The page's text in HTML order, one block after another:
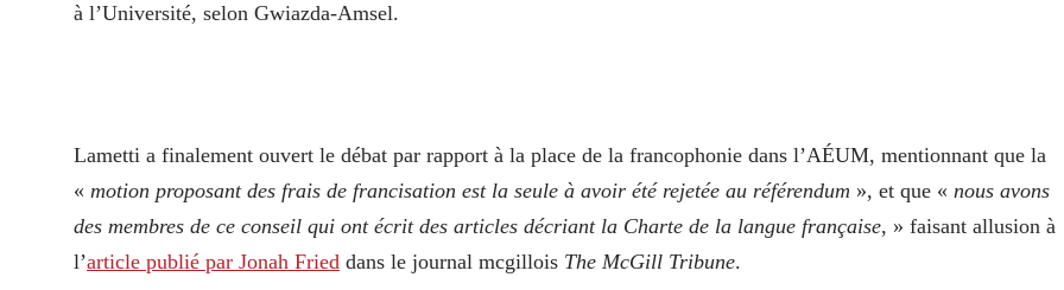
à l’Université, selon Gwiazda-Amsel.
Lametti a finalement ouvert le débat par rapport à la place de la francophonie dans l’AÉUM, mentionnant que la
« motion proposant des frais de francisation est la seule à avoir été rejetée au référendum », et que « nous avons
des membres de ce conseil qui ont écrit des articles décriant la Charte de la langue française, » faisant allusion à
l’article publié par Jonah Fried dans le journal mcgillois The McGill Tribune.